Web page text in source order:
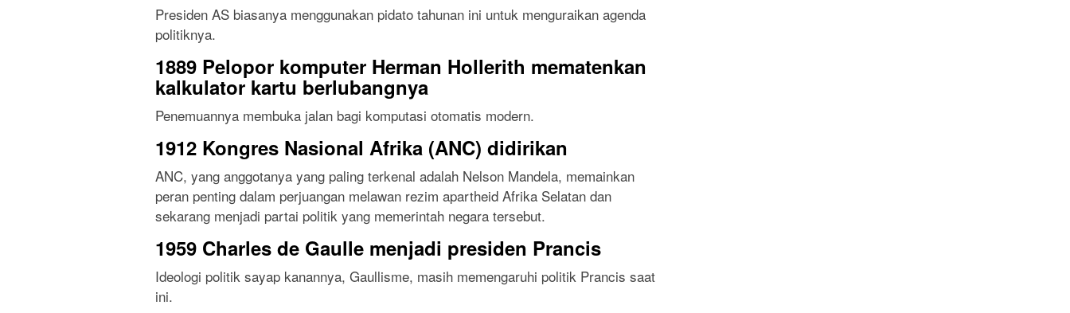
Presiden AS biasanya menggunakan pidato tahunan ini untuk menguraikan agenda
politiknya.
1889 Pelopor komputer Herman Hollerith mematenkan
kalkulator kartu berlubangnya
Penemuannya membuka jalan bagi komputasi otomatis modern.
1912 Kongres Nasional Afrika (ANC) didirikan
ANC, yang anggotanya yang paling terkenal adalah Nelson Mandela, memainkan
peran penting dalam perjuangan melawan rezim apartheid Afrika Selatan dan
sekarang menjadi partai politik yang memerintah negara tersebut.
1959 Charles de Gaulle menjadi presiden Prancis
Ideologi politik sayap kanannya, Gaullisme, masih memengaruhi politik Prancis saat
ini.